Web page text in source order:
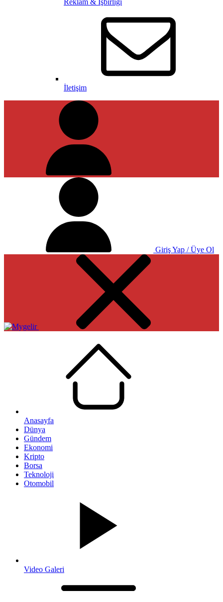
Reklam & İşbirliği
İletişim
Giriş Yap / Üye Ol
Anasayfa
Dünya
Gündem
Ekonomi
Kripto
Borsa
Teknoloji
Otomobil
Video Galeri